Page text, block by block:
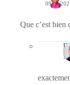
09/02/
Que c’est bien